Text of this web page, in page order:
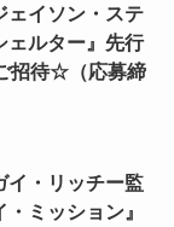
ェイソン・ステ
ェルター』先行
招待☆（応募締
イ・リッチー監
ミッション』